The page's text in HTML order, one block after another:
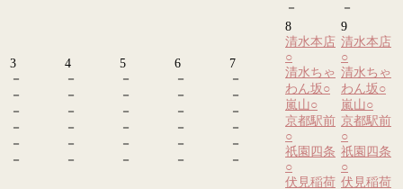
－
－
3
－
－
－
－
－
－
4
－
－
－
－
－
－
5
－
－
－
－
－
－
6
－
－
－
－
－
－
7
－
－
－
－
－
－
8
清水本店
○
清水ちゃ
わん坂○
嵐山○
京都駅前
○
祇園四条
○
伏見稲荷
9
清水本店
○
清水ちゃ
わん坂○
嵐山○
京都駅前
○
祇園四条
○
伏見稲荷